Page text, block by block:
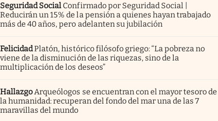
Seguridad Social Confirmado por Seguridad Social |
Reducirán un 15% de la pensión a quienes hayan trabajado
más de 40 años, pero adelanten su jubilación
FelicidadPlatón, histórico filósofo griego: “La pobreza no
viene de la disminución de las riquezas, sino de la
multiplicación de los deseos”
Hallazgo Arqueólogos se encuentran con el mayor tesoro de
la humanidad: recuperan del fondo del mar una de las 7
maravillas del mundo